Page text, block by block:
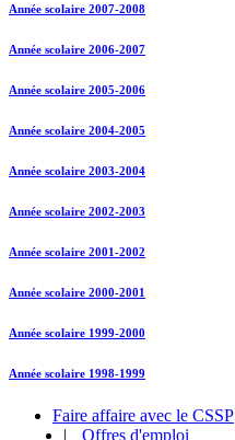
Année scolaire 2007-2008
Année scolaire 2006-2007
Année scolaire 2005-2006
Année scolaire 2004-2005
Année scolaire 2003-2004
Année scolaire 2002-2003
Année scolaire 2001-2002
Année scolaire 2000-2001
Année scolaire 1999-2000
Année scolaire 1998-1999
Faire affaire avec le CSSP
Offres d'emploi